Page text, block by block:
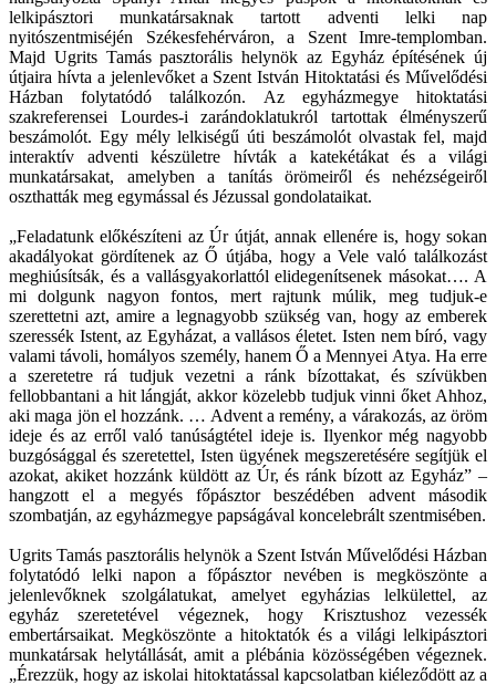
lelkipásztori munkatársaknak tartott adventi lelki nap
nyitószentmiséjén Székesfehérváron, a Szent Imre-templomban.
Majd Ugrits Tamás pasztorális helynök az Egyház építésének új
útjaira hívta a jelenlevőket a Szent István Hitoktatási és Művelődési
Házban folytatódó találkozón. Az egyházmegye hitoktatási
szakreferensei Lourdes-i zarándoklatukról tartottak élményszerű
beszámolót. Egy mély lelkiségű úti beszámolót olvastak fel, majd
interaktív adventi készületre hívták a katekétákat és a világi
munkatársakat, amelyben a tanítás örömeiről és nehézségeiről
oszthatták meg egymással és Jézussal gondolataikat.
„Feladatunk előkészíteni az Úr útját, annak ellenére is, hogy sokan
akadályokat gördítenek az Ő útjába, hogy a Vele való találkozást
meghiúsítsák, és a vallásgyakorlattól elidegenítsenek másokat…. A
mi dolgunk nagyon fontos, mert rajtunk múlik, meg tudjuk-e
szerettetni azt, amire a legnagyobb szükség van, hogy az emberek
szeressék Istent, az Egyházat, a vallásos életet. Isten nem bíró, vagy
valami távoli, homályos személy, hanem Ő a Mennyei Atya. Ha erre
a szeretetre rá tudjuk vezetni a ránk bízottakat, és szívükben
fellobbantani a hit lángját, akkor közelebb tudjuk vinni őket Ahhoz,
aki maga jön el hozzánk. … Advent a remény, a várakozás, az öröm
ideje és az erről való tanúságtétel ideje is. Ilyenkor még nagyobb
buzgósággal és szeretettel, Isten ügyének megszeretésére segítjük el
azokat, akiket hozzánk küldött az Úr, és ránk bízott az Egyház” –
hangzott el a megyés főpásztor beszédében advent második
szombatján, az egyházmegye papságával koncelebrált szentmisében.
Ugrits Tamás pasztorális helynök a Szent István Művelődési Házban
folytatódó lelki napon a főpásztor nevében is megköszönte a
jelenlevőknek szolgálatukat, amelyet egyházias lelkülettel, az
egyház szeretetével végeznek, hogy Krisztushoz vezessék
embertársaikat. Megköszönte a hitoktatók és a világi lelkipásztori
munkatársak helytállását, amit a plébánia közösségében végeznek.
„Érezzük, hogy az iskolai hitoktatással kapcsolatban kiéleződött az a